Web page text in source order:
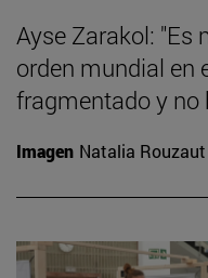
Ayse Zarakol: "Es
orden mundial en
fragmentado y no
Imagen Natalia Rouzaut